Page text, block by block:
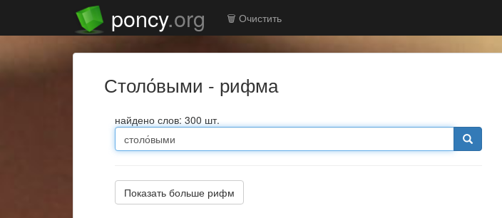
poncy.org 🗑️ Очистить
столо́выми - рифма
найдено слов: 300 шт.
Показать больше рифм